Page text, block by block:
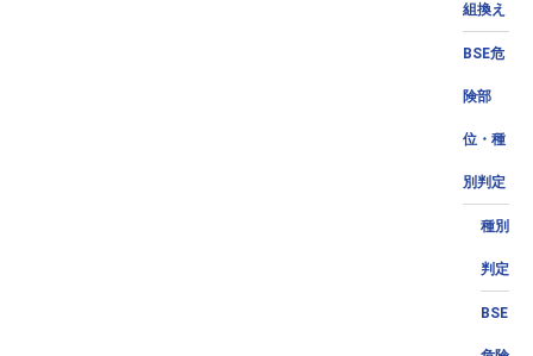
組換え
BSE危
険部
位・種
別判定
種別
判定
BSE